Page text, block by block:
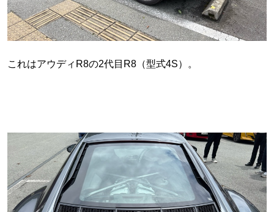
これはアウディR8の2代目R8（型式4S）。